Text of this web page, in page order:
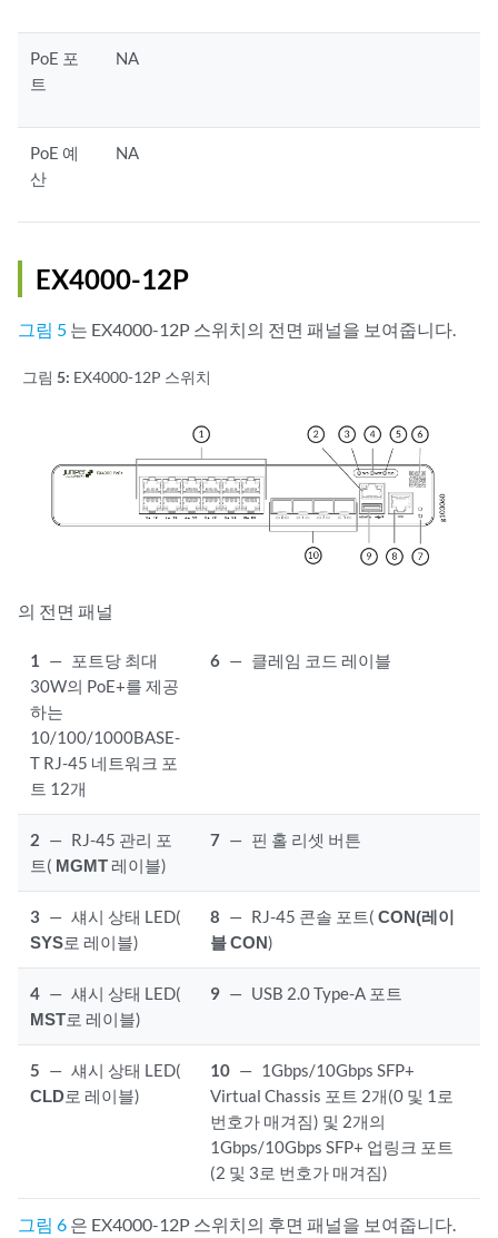
PoE 포
트
NA
PoE 예
산
NA
EX4000-12P
그림 5 는 EX4000-12P 스위치의 전면 패널을 보여줍니다.
그림 5: EX4000-12P 스위치
의 전면 패널
1 — 포트당 최대
30W의 PoE+를 제공
하는
10/100/1000BASE-
T RJ-45 네트워크 포
트 12개
6 — 클레임 코드 레이블
2 — RJ-45 관리 포
트( MGMT레이블)
7 — 핀 홀 리셋 버튼
3 — 섀시 상태 LED(
SYS로 레이블)
8 — RJ-45 콘솔 포트(CON(레이
블 CON)
4 — 섀시 상태 LED(
MST로 레이블)
9 — USB 2.0 Type-A 포트
5 — 섀시 상태 LED(
CLD로 레이블)
10 — 1Gbps/10Gbps SFP+
Virtual Chassis 포트 2개(0 및 1로
번호가 매겨짐) 및 2개의
1Gbps/10Gbps SFP+ 업링크 포트
(2 및 3로 번호가 매겨짐)
그림 6 은 EX4000-12P 스위치의 후면 패널을 보여줍니다.